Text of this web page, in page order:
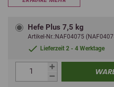
Hefe Plus 7,5 kg
Artikel-Nr.:NAF04075
Lieferzeit 2 - 4 Werktage